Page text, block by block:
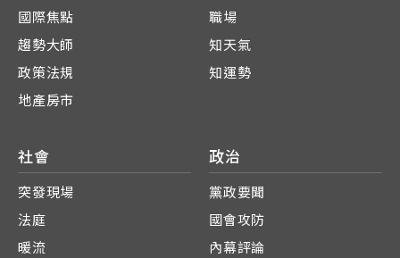
國際焦點
趨勢大師
政策法規
地產房市
職場
知天氣
知運勢
社會
突發現場
法庭
暖流
政治
黨政要聞
國會攻防
內幕評論